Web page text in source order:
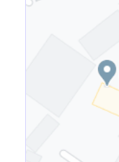
Ссылка для